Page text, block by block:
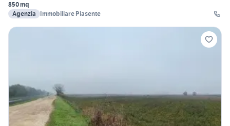
850 mq
Agenzia
Immobiliare Piasente